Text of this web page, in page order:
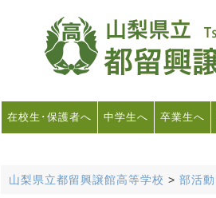
在校生･保護者へ 中学生へ 卒業生へ
山梨県立都留興譲館高等学校 > 部活動